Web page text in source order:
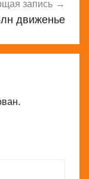
запись
движенье